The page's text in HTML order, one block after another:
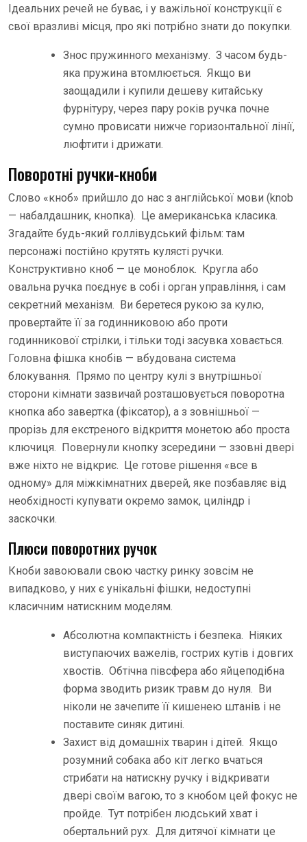
Ідеальних речей не буває, і у важільної конструкції є
свої вразливі місця, про які потрібно знати до покупки.
Знос пружинного механізму. З часом будь-
яка пружина втомлюється. Якщо ви
заощадили і купили дешеву китайську
фурнітуру, через пару років ручка почне
сумно провисати нижче горизонтальної лінії,
люфтити і дрижати.
Поворотні ручки-кноби
Слово «кноб» прийшло до нас з англійської мови (knob
— набалдашник, кнопка). Це американська класика.
Згадайте будь-який голлівудський фільм: там
персонажі постійно крутять кулясті ручки.
Конструктивно кноб — це моноблок. Кругла або
овальна ручка поєднує в собі і орган управління, і сам
секретний механізм. Ви беретеся рукою за кулю,
провертайте її за годинниковою або проти
годинникової стрілки, і тільки тоді засувка ховається.
Головна фішка кнобів — вбудована система
блокування. Прямо по центру кулі з внутрішньої
сторони кімнати зазвичай розташовується поворотна
кнопка або завертка (фіксатор), а з зовнішньої —
прорізь для екстреного відкриття монетою або проста
ключиця. Повернули кнопку зсередини — ззовні двері
вже ніхто не відкриє. Це готове рішення «все в
одному» для міжкімнатних дверей, яке позбавляє від
необхідності купувати окремо замок, циліндр і
заскочки.
Плюси поворотних ручок
Кноби завоювали свою частку ринку зовсім не
випадково, у них є унікальні фішки, недоступні
класичним натискним моделям.
Абсолютна компактність і безпека. Ніяких
виступаючих важелів, гострих кутів і довгих
хвостів. Обтічна півсфера або яйцеподібна
форма зводить ризик травм до нуля. Ви
ніколи не зачепите її кишенею штанів і не
поставите синяк дитині.
Захист від домашніх тварин і дітей. Якщо
розумний собака або кіт легко вчаться
стрибати на натискну ручку і відкривати
двері своїм вагою, то з кнобом цей фокус не
пройде. Тут потрібен людський хват і
обертальний рух. Для дитячої кімнати це